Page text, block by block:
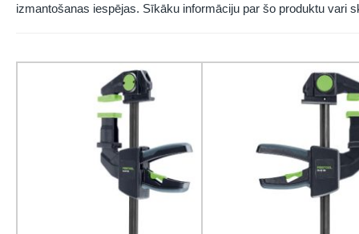
izmantošanas iespējas. Sīkāku informāciju par šo produktu vari